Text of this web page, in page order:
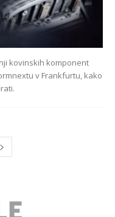
kovinskih komponent
v Frankfurtu, kako